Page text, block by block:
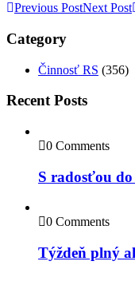
Previous PostNext Post
Category
Činnosť RS (356)
Recent Posts
0 Comments
S radosťou
0 Comments
Týždeň plný